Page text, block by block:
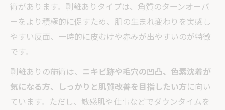
術があります。剥離ありタイプは、角質のターンオーバ
ーをより積極的に促すため、肌の生まれ変わりを実感し
やすい反面、一時的に皮むけや赤みが出やすいのが特徴
です。
剥離ありの施術は、 ニキビ跡や毛穴の凹凸、色素沈着が
気になる方、しっかりと肌質改善を目指したい方に向い
ています。ただし、敏感肌や仕事などでダウンタイムを